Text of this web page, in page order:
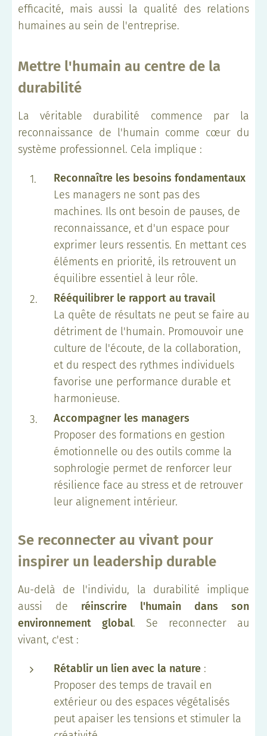
efficacité, mais aussi la qualité des relations
humaines au sein de l'entreprise.
Mettre l'humain au centre de la
durabilité
La véritable durabilité commence par la
reconnaissance de l'humain comme cœur du
système professionnel. Cela implique :
Reconnaître les besoins fondamentaux
Les managers ne sont pas des
machines. Ils ont besoin de pauses, de
reconnaissance, et d'un espace pour
exprimer leurs ressentis. En mettant ces
éléments en priorité, ils retrouvent un
équilibre essentiel à leur rôle.
Rééquilibrer le rapport au travail
La quête de résultats ne peut se faire au
détriment de l'humain. Promouvoir une
culture de l'écoute, de la collaboration,
et du respect des rythmes individuels
favorise une performance durable et
harmonieuse.
Accompagner les managers
Proposer des formations en gestion
émotionnelle ou des outils comme la
sophrologie permet de renforcer leur
résilience face au stress et de retrouver
leur alignement intérieur.
Se reconnecter au vivant pour
inspirer un leadership durable
Au-delà de l'individu, la durabilité implique
aussi de réinscrire l'humain dans son
environnement global. Se reconnecter au
vivant, c'est :
Rétablir un lien avec la nature :
Proposer des temps de travail en
extérieur ou des espaces végétalisés
peut apaiser les tensions et stimuler la